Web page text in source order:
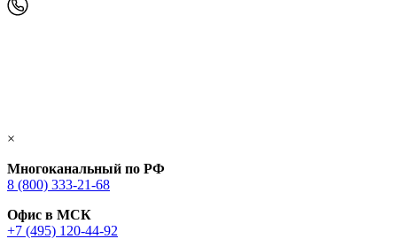
×
Многоканальный по РФ
8 (800) 333‑21-68
Офис в МСК
+7 (495) 120-44-92